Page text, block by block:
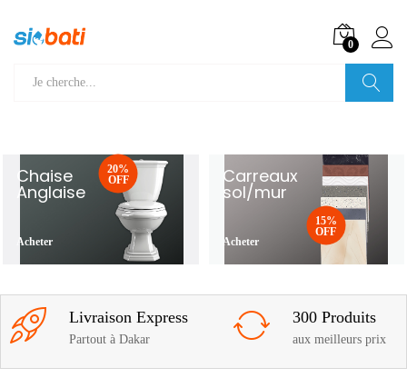
0
Chaise
Anglaise
Acheter
20%
OFF
Carreaux
sol/mur
Acheter
15%
OFF
Livraison Express
Partout à Dakar
300 Produits
aux meilleurs prix